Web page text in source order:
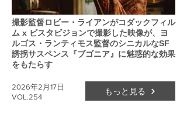
撮影監督ロビー・ライアンがコダックフィル
ム x ビスタビジョンで撮影した映像が、ヨ
ルゴス・ランティモス監督のシニカルなSF
誘拐サスペンス『ブゴニア』に魅惑的な効果
をもたらす
VOL.254
2026年2月17日 もっと見る